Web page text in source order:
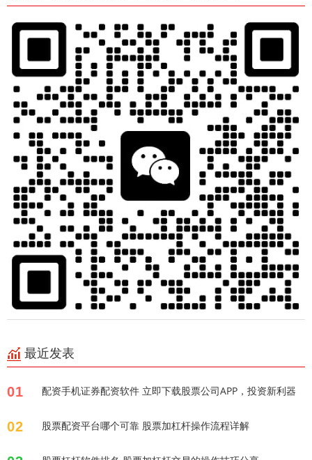
最近发表
01 配资手机证券配资软件 立即下载股票公司APP，投资新利器
02 股票配资平台哪个可靠 股票加杠杆操作流程详解